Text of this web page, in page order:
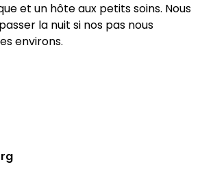
et un hôte aux petits soins. Nous
la nuit si nos pas nous
environs.